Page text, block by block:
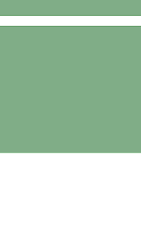
ориентирования, официальный